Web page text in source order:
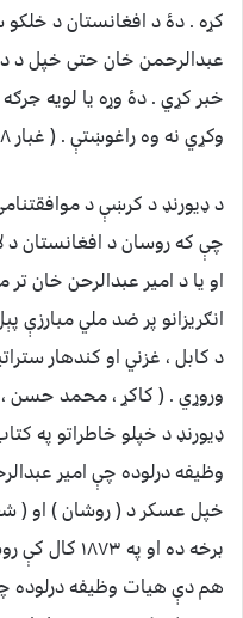
کړه . دۀ د افغانستان د
عبدالرحمن خان حتی خپل د
خبر کړي . دۀ وړه يا لويه
وکړي نه وه راغوښتې . ( غبار ٦٨٨ )
د ډيورنډ د کرښې د
چې که روسان د افغانستان د
او يا د امير عبدالرحن خان
انګريزانو پر ضد ملي
د کابل ، غزني او کندهار
وروړي . ( کاکړ ، محمد حسن ،
ډيورنډ د خپلو خاطراتو په
وظيفه درلوده چې امير
خپل عسکر د ( روشان ) او (
برخه ده او
هم دې هيات وظيفه درلوده